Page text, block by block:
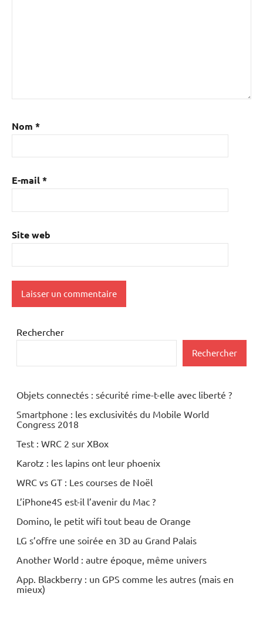
Nom *
E-mail*
Site web
Rechercher
Rechercher
Objets connectés : sécurité rime-t-elle avec liberté ?
Smartphone : les exclusivités du Mobile World
Congress 2018
Test : WRC 2 sur XBox
Karotz : les lapins ont leur phoenix
WRC vs GT : Les courses de Noël
L’iPhone4S est-il l’avenir du Mac ?
Domino, le petit wifi tout beau de Orange
LG s’offre une soirée en 3D au Grand Palais
Another World : autre époque, même univers
App. Blackberry : un GPS comme les autres (mais en
mieux)